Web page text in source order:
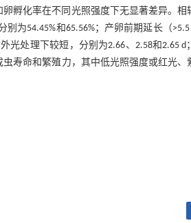
卵孵化率在不同光照强度下无显著差异。
为54.45%和65.56%；产卵前期延长（
光处理下较短，分别为2.66、2.58和2.65 d
寿命和繁殖力，其中低光照强度或红光、